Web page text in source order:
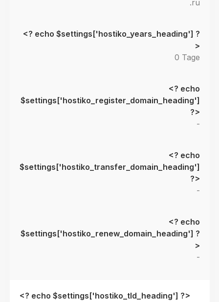
.ru
0 Tage
-
-
-